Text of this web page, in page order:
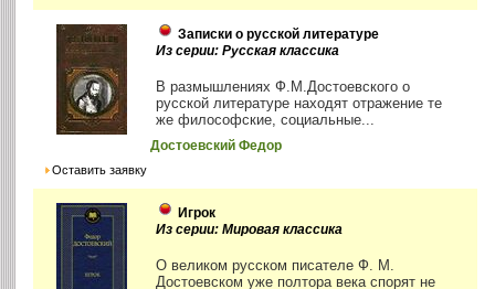
Записки о русской литературе
Из серии: Русская классика
В размышлениях Ф.М.Достоевского о
русской литературе находят отражение те
же философские, социальные...
Достоевский Федор
Оставить заявку
Игрок
Из серии: Мировая классика
О великом русском писателе Ф. М.
Достоевском уже полтора века спорят не